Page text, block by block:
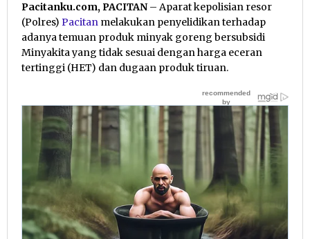
Pacitanku.com, PACITAN – Aparat kepolisian resor
(Polres) Pacitan melakukan penyelidikan terhadap
adanya temuan produk minyak goreng bersubsidi
Minyakita yang tidak sesuai dengan harga eceran
tertinggi (HET) dan dugaan produk tiruan.